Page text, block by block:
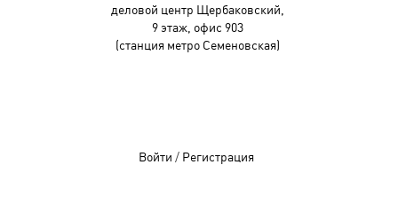
деловой центр Щербаковский,
9 этаж, офис 903
(станция метро Семеновская)
Войти / Регистрация